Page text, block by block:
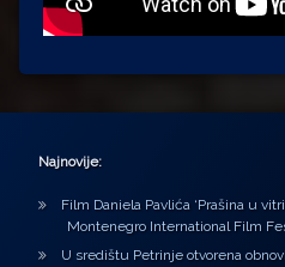
Najnovije:
Film Daniela Pavlića ‘Prašina u
Montenegro International Film
U središtu Petrinje otvorena